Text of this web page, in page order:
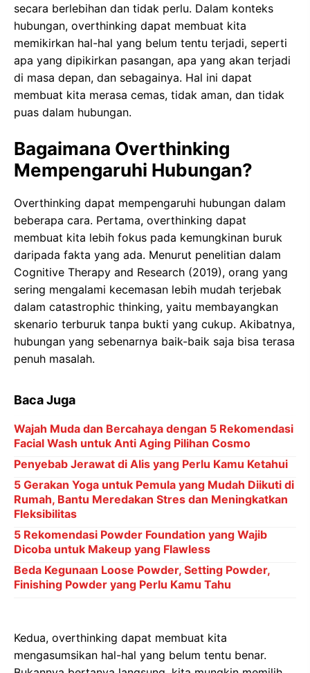
secara berlebihan dan tidak perlu. Dalam konteks
hubungan, overthinking dapat membuat kita
memikirkan hal-hal yang belum tentu terjadi, seperti
apa yang dipikirkan pasangan, apa yang akan terjadi
di masa depan, dan sebagainya. Hal ini dapat
membuat kita merasa cemas, tidak aman, dan tidak
puas dalam hubungan.
Bagaimana Overthinking
Mempengaruhi Hubungan?
Overthinking dapat mempengaruhi hubungan dalam
beberapa cara. Pertama, overthinking dapat
membuat kita lebih fokus pada kemungkinan buruk
daripada fakta yang ada. Menurut penelitian dalam
Cognitive Therapy and Research (2019), orang yang
sering mengalami kecemasan lebih mudah terjebak
dalam catastrophic thinking, yaitu membayangkan
skenario terburuk tanpa bukti yang cukup. Akibatnya,
hubungan yang sebenarnya baik-baik saja bisa terasa
penuh masalah.
Baca Juga
Wajah Muda dan Bercahaya dengan 5 Rekomendasi
Facial Wash untuk Anti Aging Pilihan Cosmo
Penyebab Jerawat di Alis yang Perlu Kamu Ketahui
5 Gerakan Yoga untuk Pemula yang Mudah Diikuti di
Rumah, Bantu Meredakan Stres dan Meningkatkan
Fleksibilitas
5 Rekomendasi Powder Foundation yang Wajib
Dicoba untuk Makeup yang Flawless
Beda Kegunaan Loose Powder, Setting Powder,
Finishing Powder yang Perlu Kamu Tahu
Kedua, overthinking dapat membuat kita
mengasumsikan hal-hal yang belum tentu benar.